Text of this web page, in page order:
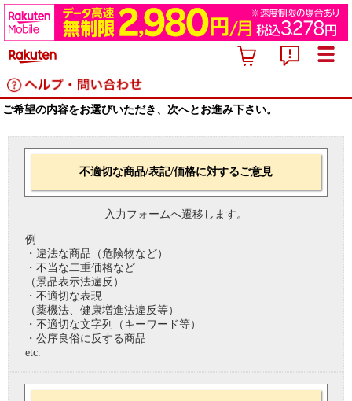
ご希望の内容をお選びいただき、次へとお進み下さい。
不適切な商品/表記/価格に対するご意見
入力フォームへ遷移します。
例
・違法な商品（危険物など）
・不当な二重価格など
（景品表示法違反）
・不適切な表現
（薬機法、健康増進法違反等）
・不適切な文字列（キーワード等）
・公序良俗に反する商品
etc.